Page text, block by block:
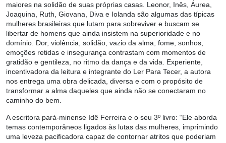
maiores na solidão de suas próprias casas. Leonor, Inês, Áurea,
Joaquina, Ruth, Giovana, Diva e Iolanda são algumas das típicas
mulheres brasileiras que lutam para sobreviver e buscam se
libertar de homens que ainda insistem na superioridade e no
domínio. Dor, violência, solidão, vazio da alma, fome, sonhos,
emoções retidas e insegurança contrastam com momentos de
gratidão e gentileza, no ritmo da dança e da vida. Experiente,
incentivadora da leitura e integrante do Ler Para Tecer, a autora
nos entrega uma obra delicada, diversa e com o propósito de
transformar a alma daqueles que ainda não se conectaram no
caminho do bem.
A escritora pará-minense Idê Ferreira e o seu 3º livro: “Ele aborda
temas contemporâneos ligados às lutas das mulheres, imprimindo
uma leveza pacificadora capaz de contornar atritos que poderiam